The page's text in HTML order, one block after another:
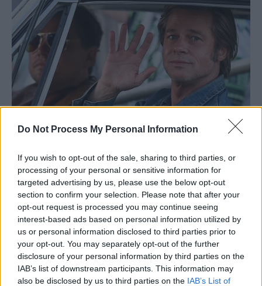
Do Not Process My Personal Information
If you wish to opt-out of the sale, sharing to third parties, or
processing of your personal or sensitive information for
targeted advertising by us, please use the below opt-out
section to confirm your selection. Please note that after your
opt-out request is processed you may continue seeing
interest-based ads based on personal information utilized by
us or personal information disclosed to third parties prior to
your opt-out. You may separately opt-out of the further
disclosure of your personal information by third parties on the
IAB’s list of downstream participants. This information may
also be disclosed by us to third parties on the IAB’s List of